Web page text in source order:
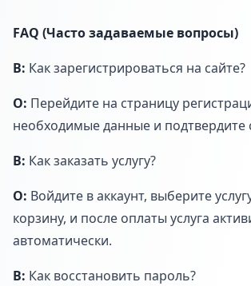
FAQ (Часто задаваемые вопросы)
В: Как зарегистрироваться на сайте?
О: Перейдите на страницу
необходимые данные и подтвердите
В: Как заказать услугу?
О: Войдите в аккаунт, выберите
корзину, и после оплаты услуга
автоматически.
В: Как восстановить пароль?